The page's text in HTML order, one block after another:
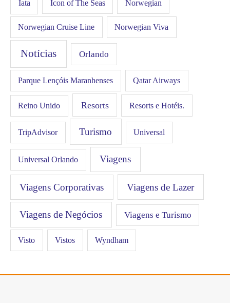
Iata Icon of The Seas Norwegian
Norwegian Cruise Line Norwegian Viva
Notícias Orlando
Parque Lençóis Maranhenses Qatar Airways
Reino Unido Resorts Resorts e Hotéis.
TripAdvisor Turismo Universal
Universal Orlando Viagens
Viagens Corporativas Viagens de Lazer
Viagens de Negócios Viagens e Turismo
Visto Vistos Wyndham